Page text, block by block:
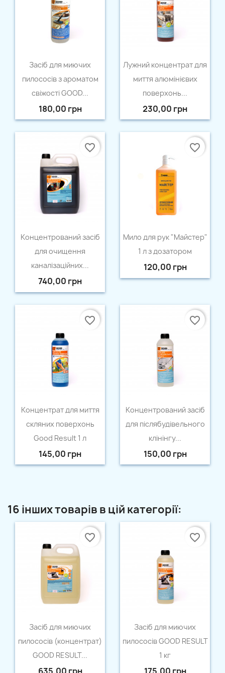
Швидкий перегляд
Засіб для миючих
пилососів з ароматом
свіжості GOOD...
180,00 грн
 Швидкий перегляд
Лужний концентрат для
миття алюмінієвих
поверхонь...
230,00 грн
 Швидкий перегляд
Концентрований засіб
для очищення
каналізаційних...
740,00 грн
favorite_border
 Швидкий перегляд
Мило для рук "Майстер"
1 л з дозатором
120,00 грн
favorite_border

Концентрат для миття
скляних поверхонь
Good Result 1 л
145,00 грн
favorite_border
 Швидкий перегляд
Концентрований засіб
для післябудівельного
клінінгу...
150,00 грн
favorite_border
16 інших товарів в цій категорії:
Швидкий перегляд
Засіб для миючих
пилососів (концентрат)
GOOD RESULT...
favorite_border
Швидкий перегляд
Засіб для миючих
пилососів GOOD RESULT
1 кг
favorite_border
Створити список бажань ×
Назва списку бажань